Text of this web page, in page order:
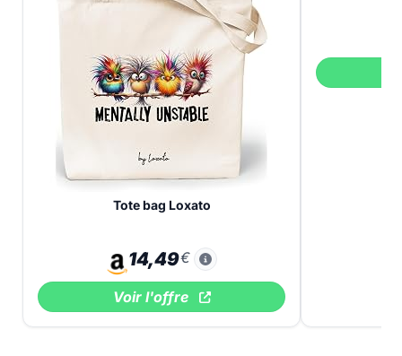
Tote bag Loxato
14,49€
Voir l'offre